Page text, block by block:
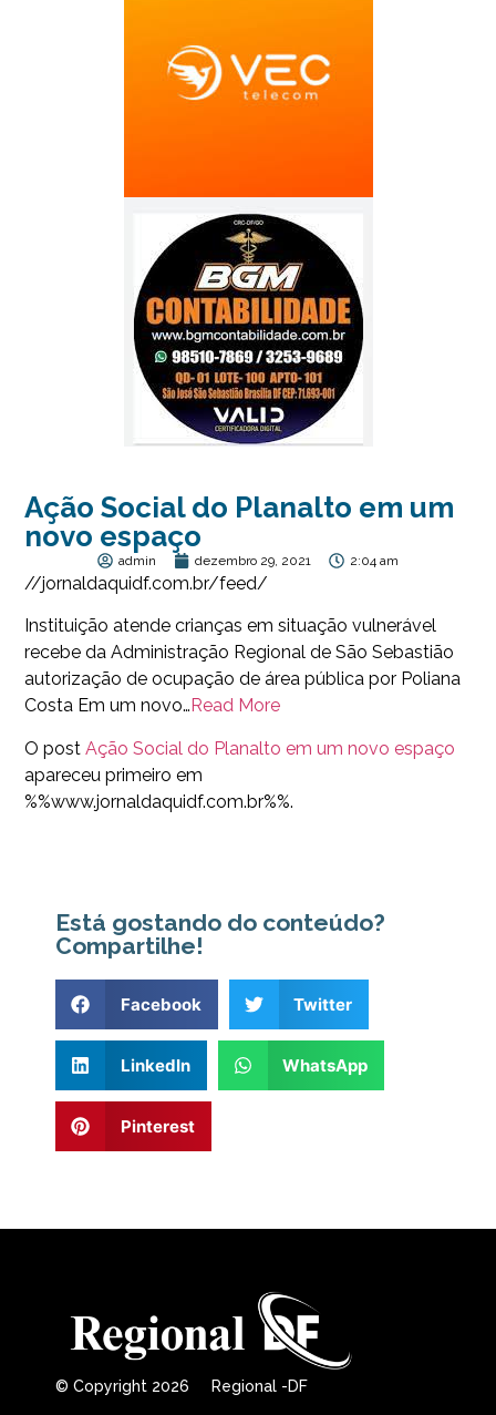
Ação Social do Planalto em um
novo espaço
admin dezembro 29, 2021 2:04 am
//jornaldaquidf.com.br/feed/
Instituição atende crianças em situação vulnerável
recebe da Administração Regional de São Sebastião
autorização de ocupação de área pública por Poliana
Costa Em um novo… Read More
O post Ação Social do Planalto em um novo espaço
apareceu primeiro em
%%www.jornaldaquidf.com.br%%.
Está gostando do conteúdo?
Compartilhe!
Facebook Twitter
LinkedIn WhatsApp
Pinterest
© Copyright 2026 Regional -DF